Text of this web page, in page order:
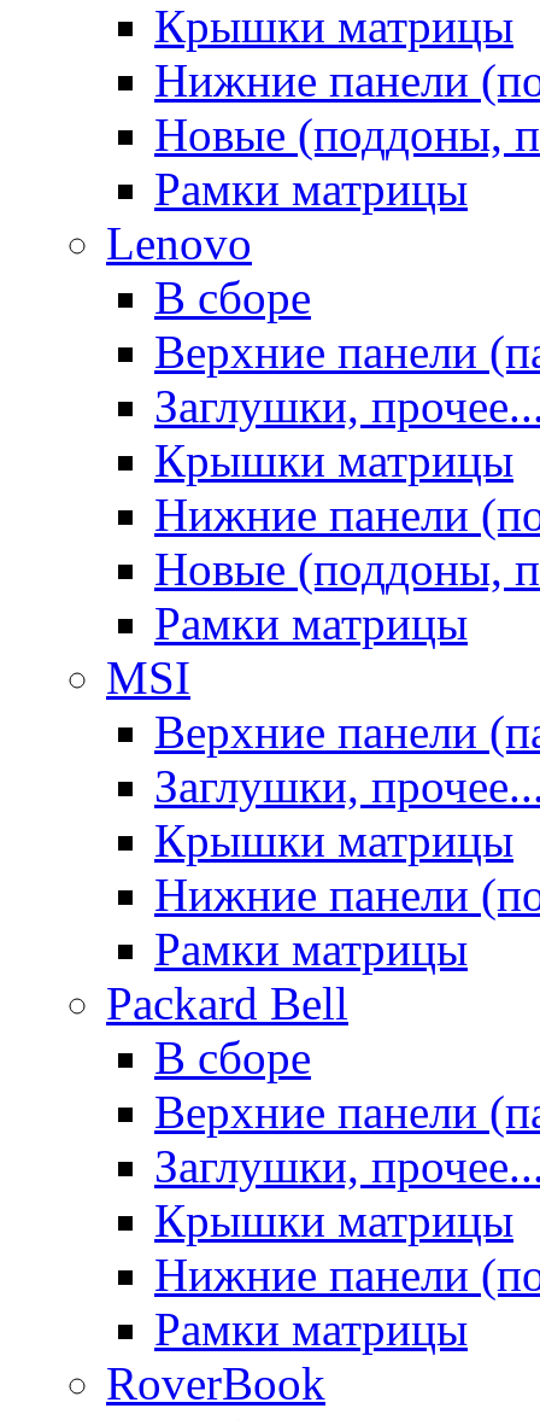
Крышки матрицы
Нижние панели
Новые (поддоны,
Рамки матрицы
Lenovo
В сборе
Верхние панели
Заглушки,
Крышки матрицы
Нижние панели
Новые (поддоны,
Рамки матрицы
MSI
Верхние панели
Заглушки,
Крышки матрицы
Нижние панели
Рамки матрицы
Packard Bell
В сборе
Верхние панели
Заглушки,
Крышки матрицы
Нижние панели
Рамки матрицы
RoverBook